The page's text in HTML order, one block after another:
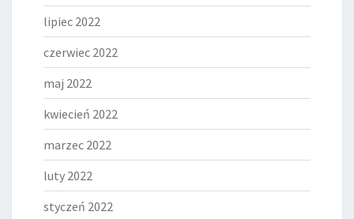
lipiec 2022
czerwiec 2022
maj 2022
kwiecień 2022
marzec 2022
luty 2022
styczeń 2022